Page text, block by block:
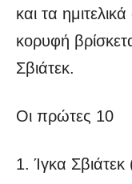
και τα
κορυφή
Σβιάτεκ.
Οι πρώτες 10
1. Ίγκα